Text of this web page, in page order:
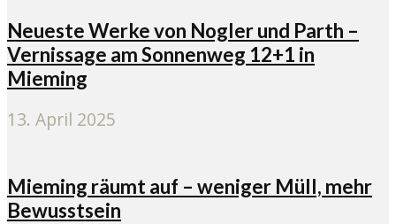
Neueste Werke von Nogler und Parth –
Vernissage am Sonnenweg 12+1 in
Mieming
13. April 2025
Mieming räumt auf – weniger Müll, mehr
Bewusstsein